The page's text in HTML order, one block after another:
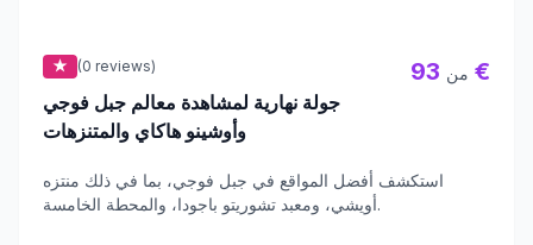
★ (0 reviews)
جولة نهارية لمشاهدة معالم جبل فوجي
وأوشينو هاكاي والمتنزهات
من 93 €
استكشف أفضل المواقع في جبل فوجي، بما في ذلك منتزه
أويشي، ومعبد تشوريتو باجودا، والمحطة الخامسة.